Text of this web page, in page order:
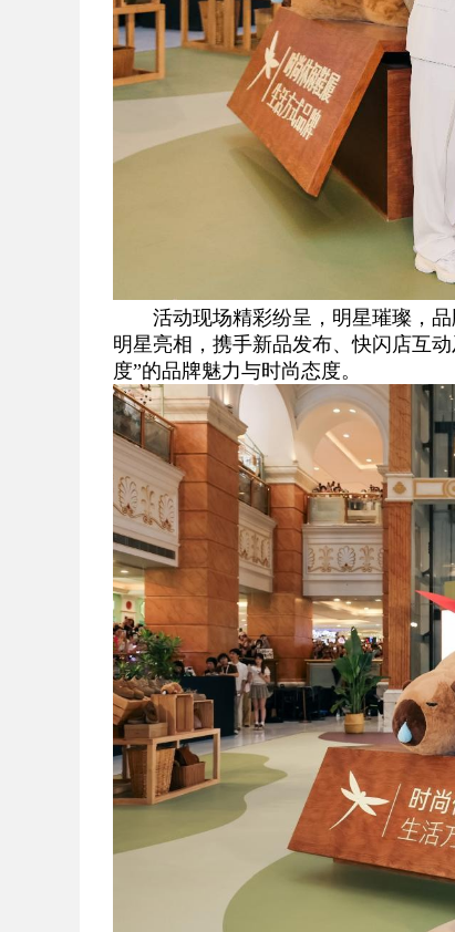
活动现场精彩纷呈，明星璀璨，
明星亮相，携手新品发布、快闪店互
度”的品牌魅力与时尚态度。